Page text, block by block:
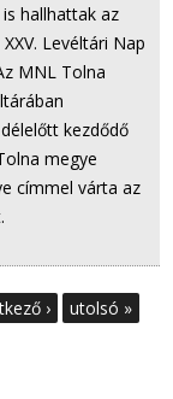
hallhattak az
Levéltári Nap
MNL Tolna
kezdődő
megye
címmel várta az
› utolsó »